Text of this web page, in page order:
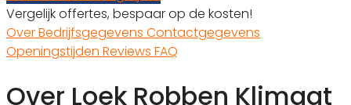
Vergelijk offertes, bespaar op de kosten!
OverBedrijfsgegevens Contactgegevens
Openingstijden Reviews FAQ
Over Loek Robben Klimaat